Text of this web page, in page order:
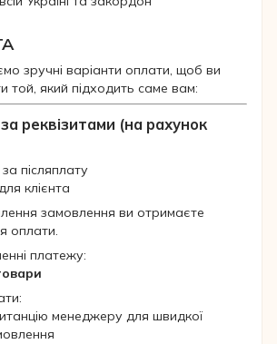
зручні варіанти оплати, щоб ви
той, який підходить саме вам:
реквізитами (на рахунок
за післяплату
клієнта
замовлення ви отримаєте
оплати.
платежу:
менеджеру для швидкої